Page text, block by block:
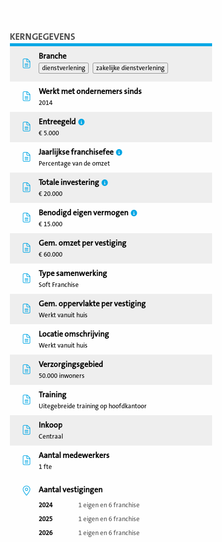
KERNGEGEVENS
Branche
dienstverlening zakelijke dienstverlening
Werkt met ondernemers sinds
2014
Entreegeld
€ 5.000
Jaarlijkse franchisefee
Percentage van de omzet
Totale investering
€ 20.000
Benodigd eigen vermogen
€ 15.000
Gem. omzet per vestiging
€ 60.000
Type samenwerking
Soft Franchise
Gem. oppervlakte per vestiging
Werkt vanuit huis
Locatie omschrijving
Werkt vanuit huis
Verzorgingsgebied
50.000 inwoners
Training
Uitegebreide training op hoofdkantoor
Inkoop
Centraal
Aantal medewerkers
1 fte
Aantal vestigingen
2024
1 eigen en 6 franchise
2025
1 eigen en 6 franchise
2026
1 eigen en 6 franchise